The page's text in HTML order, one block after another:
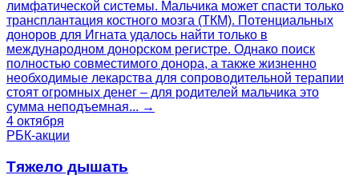
лимфатической системы. Мальчика может спасти только
трансплантация костного мозга (ТКМ). Потенциальных
доноров для Игната удалось найти только в
международном донорском регистре. Однако поиск
полностью совместимого донора, а также жизненно
необходимые лекарства для сопроводительной терапии
стоят огромных денег – для родителей мальчика это
сумма неподъемная... →
4 октября
РБК-акции
Тяжело дышать